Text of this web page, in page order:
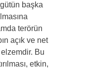
başka
terörün
açık ve net
Bu
etkin,